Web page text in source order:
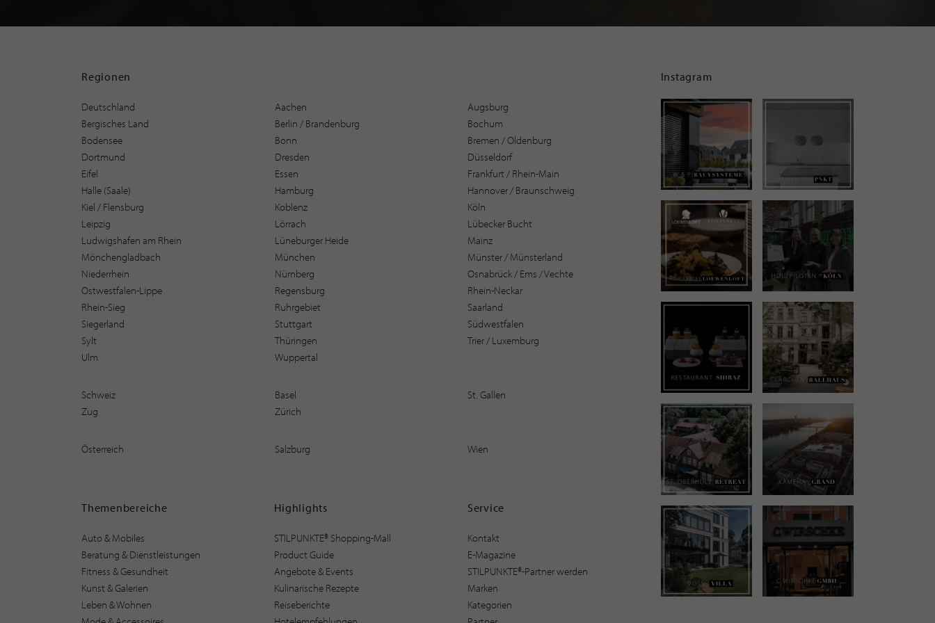
Regionen
Deutschland Aachen
Augsburg
Bergisches Land
Berlin / Brandenburg
Bochum
Bodensee
Bonn
Bremen / Oldenburg
Dortmund
Dresden
Düsseldorf
Eifel
Essen
Frankfurt / Rhein-Main
Halle (Saale)
Hamburg
Hannover / Braunschweig
Kiel / Flensburg
Koblenz
Köln
Leipzig
Lörrach
Lübecker Bucht
Ludwigshafen am Rhein
Lüneburger Heide
Mainz
Mönchengladbach
München
Münster / Münsterland
Niederrhein
Nürnberg
Osnabrück / Ems / Vechte
Ostwestfalen-Lippe
Regensburg
Rhein-Neckar
Rhein-Sieg
Ruhrgebiet
Saarland
Siegerland
Stuttgart
Südwestfalen
Sylt
Thüringen
Trier / Luxemburg
Ulm
Wuppertal
Schweiz Basel
St. Gallen
Zug
Zürich
Österreich Salzburg Wien
Themenbereiche
Auto & Mobiles
Beratung & Dienstleistungen
Fitness & Gesundheit
Kunst & Galerien
Leben & Wohnen
Highlights
STILPUNKTE® Shopping-Mall
Product Guide
Angebote & Events
Kulinarische Rezepte
Reiseberichte
Service
Kontakt
E-Magazine
STILPUNKTE®-Partner werden
Marken
Kategorien
Instagram